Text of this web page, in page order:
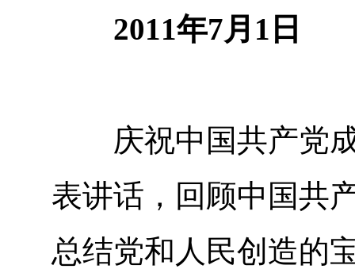
2011年7月1日
庆祝中国共产党成
表讲话，回顾中国共
总结党和人民创造的